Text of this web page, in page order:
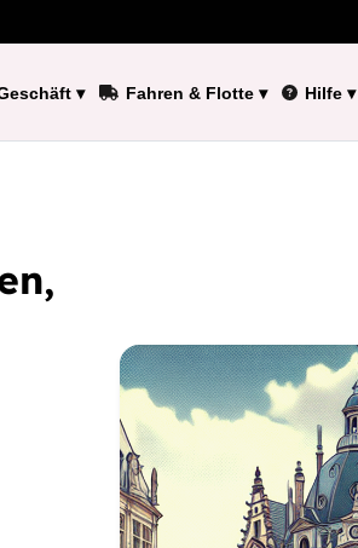
▾ Fahren & Flotte ▾ Hilfe▾